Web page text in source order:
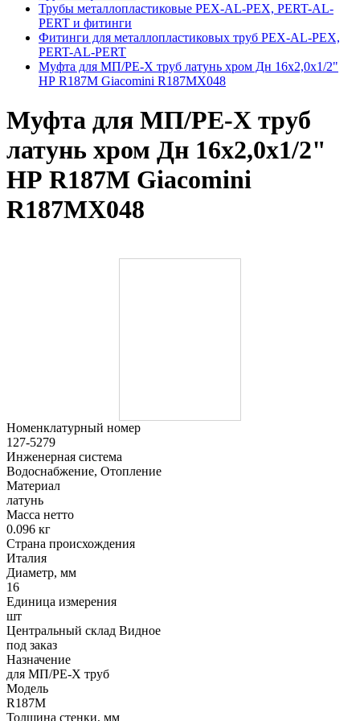
Трубы металлопластиковые PEX-AL-PEX, PERT-AL-
PERT и фитинги
Фитинги для металлопластиковых труб PEX-AL-PEX,
PERT-AL-PERT
Муфта для МП/PE-X труб латунь хром Дн 16х2,0х1/2"
НР R187M Giacomini R187MX048
Муфта для МП/PE-X труб
латунь хром Дн 16х2,0х1/2"
НР R187M Giacomini
R187MX048
Номенклатурный номер
127-5279
Инженерная система
Водоснабжение, Отопление
Материал
латунь
Масса нетто
0.096 кг
Страна происхождения
Италия
Диаметр, мм
16
Единица измерения
шт
Центральный склад Видное
под заказ
Назначение
для МП/PE-X труб
Модель
R187M
Толщина стенки, мм